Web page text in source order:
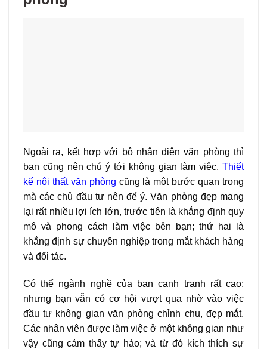
Ngoài ra, kết hợp với bộ nhận diện văn phòng thì
bạn cũng nên chú ý tới không gian làm việc. Thiết
kế nội thất văn phòng cũng là một bước quan trọng
mà các chủ đầu tư nên để ý. Văn phòng đẹp mang
lại rất nhiều lợi ích lớn, trước tiên là khẳng định quy
mô và phong cách làm việc bên bạn; thứ hai là
khẳng định sự chuyên nghiệp trong mắt khách hàng
và đối tác.
Có thể ngành nghề của ban cạnh tranh rất cao;
nhưng bạn vẫn có cơ hội vượt qua nhờ vào việc
đầu tư không gian văn phòng chỉnh chu, đẹp mắt.
Các nhân viên được làm việc ở một không gian như
vậy cũng cảm thấy tự hào; và từ đó kích thích sự